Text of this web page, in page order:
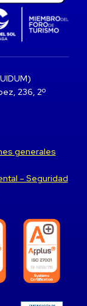
236, 2º
generales
– Seguridad